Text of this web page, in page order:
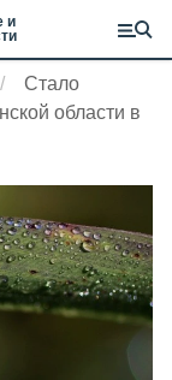
и
Стало
области в